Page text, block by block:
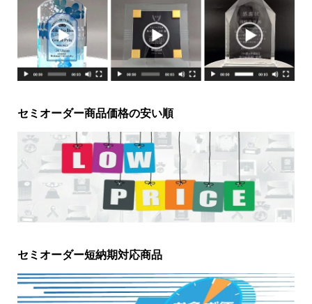
セミオーダー商品価格の安い順
セミオーダー短納期対応商品